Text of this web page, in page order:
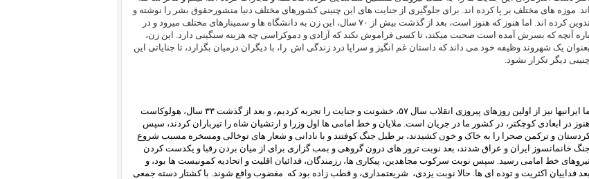
اند. موزه های مختلف بر پا کرده اند. برای جلوگیری از جنایت های این چنینی کشورهای مختلف دنیا منشورحقوق بشر را نوشته و
تدوین کرده اند. اما هنوز که هنوز است، بعد از گذشت بیش از ۷۰ سال، این زن به دانشگاه ها و سمینارهای مختلف میرود و در
باره آنچه که بسرش آمده است صحبت میکند، تا کسی فراموش نکند که آزادی و دموکراسی چه هزینه سنگینی دارد. این زن،
بعنوان یک شهروند وظیفه خود می داند که داستان غم انگیز و سراپا درد زندگی اش را، با دیگران درمیان بگزارد، تا جنایاتی این
چنینی دیگر تکرار نشود.
ما ایرانیها نیز از اولین روزهای پیروزی انقلاب سال ۵۷، خشونت و جنایت را تجربه کردیم، و بعد از گذشت ۳۳ سال، هولوکاست
هنوز در ابعادی کوچکتر، در کشور ما در جریان است. ملایان و خط امامی ها اول وزرا و ارتشیان شاه را تیرباران کردند، سپس
و ترکمن صحرا را به خاک و خون کشیدند، بر طبل جنگ کوفتند و با نادانی و شعار های توخالی ومسخره مسبب شروع
جنگ خانمانسوز ایران و عراق شدند، بعد نوبت ترور های درون گروهی و بمب گزاری برای از میان بردن رقبا و یکدست کردن
نیروهای خط امامی رسید. سپس نوبت سرکوب مجاهدین، پیکاری ها، رزمندگان، فدائیان اقلیت و اتحادیه کمونیست ها بود، و
بعد فداییان اکثریت و توده ای ها. حالا نوبت یزدی، شریعتمداری، و قطب زاده بود که مغضوب واقع شوند. با کشتار دسته جمعی